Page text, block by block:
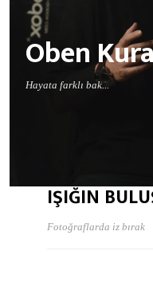
Oben
Hayata farklı bak...
IŞIĞIN
Fotoğraflarda iz bırak